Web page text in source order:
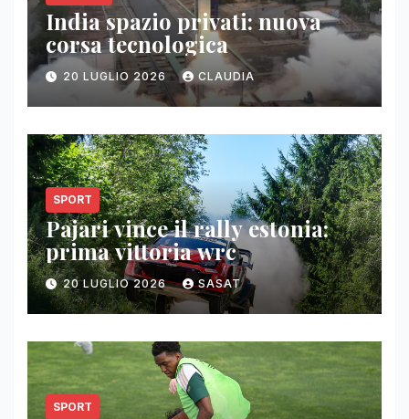
India spazio privati: nuova
corsa tecnologica
20 LUGLIO 2026 CLAUDIA
SPORT
Pajari vince il rally estonia:
prima vittoria wrc
20 LUGLIO 2026 SASAT
SPORT